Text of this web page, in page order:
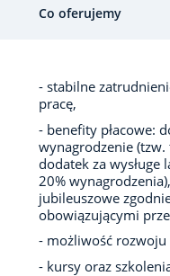
Co oferujemy
- stabilne
pracę,
- benefity płacowe:
wynagrodzenie (tzw.
dodatek za wysługe
20%
jubileuszowe
obowiązującymi
- możliwość rozwoju
- kursy oraz